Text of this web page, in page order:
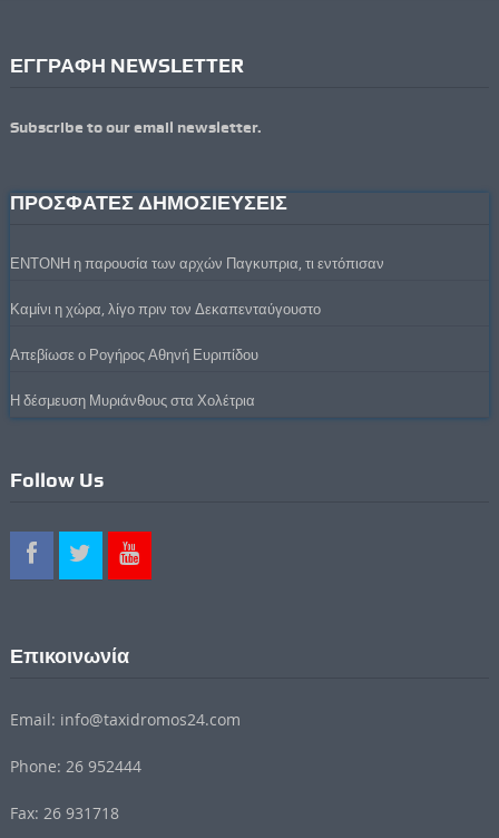
ΕΓΓΡΑΦΗ NEWSLETTER
Subscribe to our email newsletter.
ΠΡΟΣΦΑΤΕΣ ΔΗΜΟΣΙΕΥΣΕΙΣ
ΕΝΤΟΝΗ η παρουσία των αρχών Παγκυπρια, τι εντόπισαν
Καμίνι η χώρα, λίγο πριν τον Δεκαπενταύγουστο
Απεβίωσε ο Ρογήρος Αθηνή Ευριπίδου
Η δέσμευση Μυριάνθους στα Χολέτρια
Follow Us
Επικοινωνία
Email: info@taxidromos24.com
Phone: 26 952444
Fax: 26 931718